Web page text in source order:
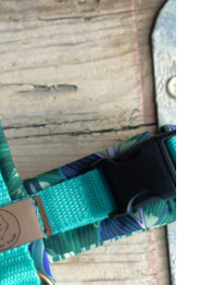
können
auf
der
Produktseite
gewählt
werden